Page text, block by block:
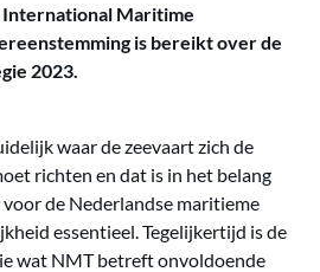
International Maritime
is bereikt over de
2023.
waar de zeevaart zich de
richten en dat is in het belang
de Nederlandse maritieme
essentieel. Tegelijkertijd is de
wat NMT betreft onvoldoende